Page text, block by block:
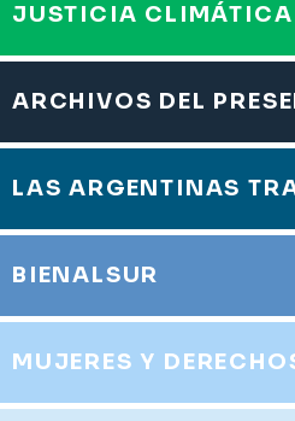
JUSTICIA CLIMÁTICA
ARCHIVOS DEL
LAS ARGENTINAS
BIENALSUR
MUJERES Y